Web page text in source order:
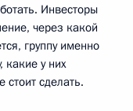
Инвесторы
через какой
группу именно
какие у них
стоит сделать.